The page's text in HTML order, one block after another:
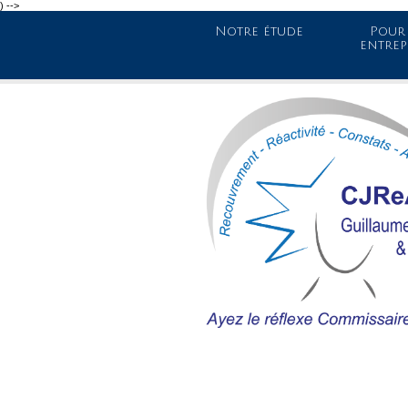
) -->
Notre étude
Pour